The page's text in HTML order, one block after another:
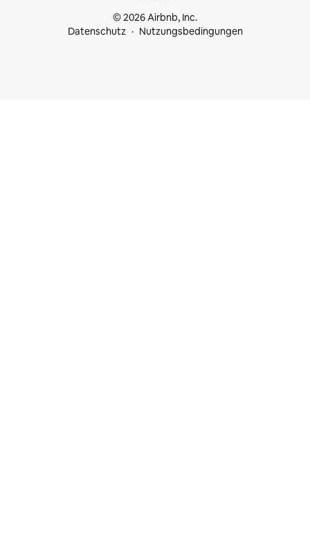
© 2026 Airbnb, Inc.
Datenschutz
Nutzungsbedingungen